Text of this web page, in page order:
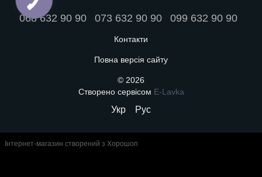
068 632 90 90 073 632 90 90 099 632 90 90
Контакти
Повна версія сайту
© 2026
Створено сервісом E-Lavka
Укр Рус
Інтернет-магазин створений з Хорошоп